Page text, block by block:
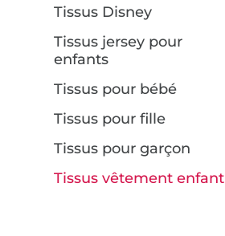
Tissus Disney
Tissus jersey pour
enfants
Tissus pour bébé
Tissus pour fille
Tissus pour garçon
Tissus vêtement enfant